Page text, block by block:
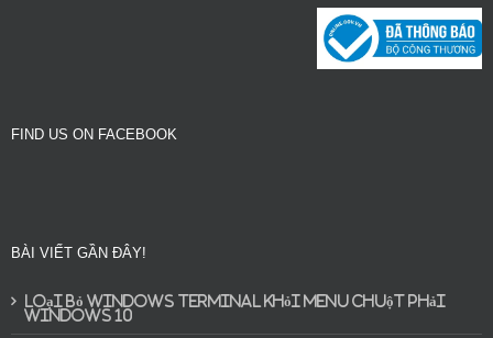
FIND US ON FACEBOOK
BÀI VIẾT GẦN ĐÂY!
Loại bỏ Windows Terminal khỏi Menu chuột phải
Windows 10